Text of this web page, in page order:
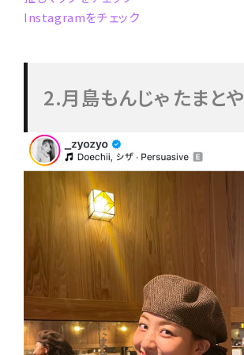
Instagramをチェック
2.月島もんじゃ たまとや